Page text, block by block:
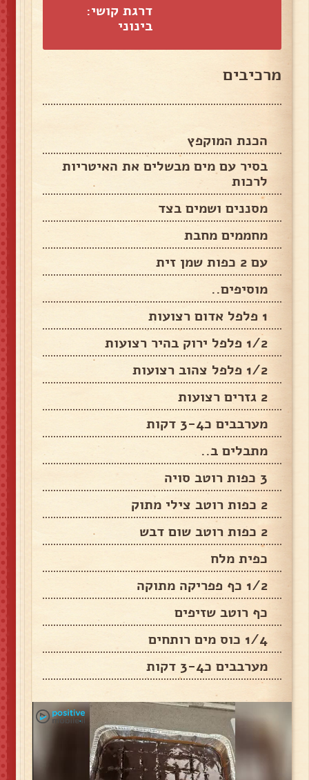
דרגת קושי:
בינוני
מרכיבים
הכנת המוקפץ
בסיר עם מים מבשלים את האיטריות
לרכות
מסננים ושמים בצד
מחממים מחבת
עם 2 כפות שמן זית
מוסיפים..
1 פלפל אדום רצועות
1/2 פלפל ירוק בהיר רצועות
1/2 פלפל צהוב רצועות
2 גזרים רצועות
מערבבים כ3-4 דקות
מתבלים ב..
3 כפות רוטב סויה
2 כפות רוטב צילי מתוק
2 כפות רוטב שום דבש
כפית מלח
1/2 כף פפריקה מתוקה
כף רוטב שזיפים
1/4 כוס מים רותחים
מערבבים כ3-4 דקות